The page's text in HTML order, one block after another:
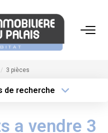
3 pièces
de recherche
a vendre 3